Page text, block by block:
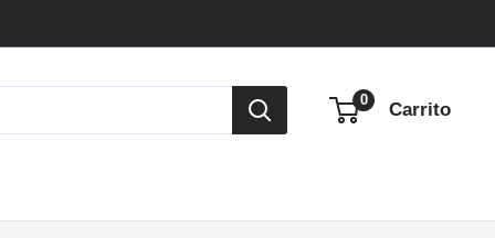
0 Carrito